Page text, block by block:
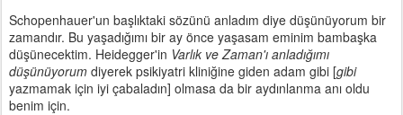
Schopenhauer'un başlıktaki sözünü anladım diye düşünüyorum bir
zamandır. Bu yaşadığımı bir ay önce yaşasam eminim bambaşka
düşünecektim. Heidegger'in Varlık ve Zaman'ı anladığımı
düşünüyorum diyerek psikiyatri kliniğine giden adam gibi [gibi
yazmamak için iyi çabaladın] olmasa da bir aydınlanma anı oldu
benim için.